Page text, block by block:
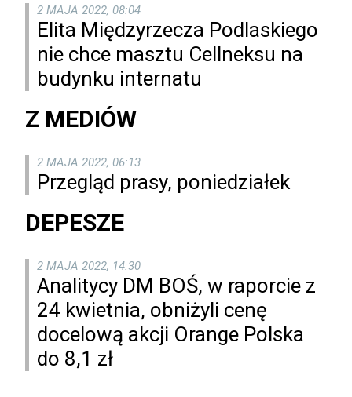
2 MAJA 2022, 08:04
Elita Międzyrzecza Podlaskiego
nie chce masztu Cellneksu na
budynku internatu
Z MEDIÓW
2 MAJA 2022, 06:13
Przegląd prasy, poniedziałek
DEPESZE
2 MAJA 2022, 14:30
Analitycy DM BOŚ, w raporcie z
24 kwietnia, obniżyli cenę
docelową akcji Orange Polska
do 8,1 zł